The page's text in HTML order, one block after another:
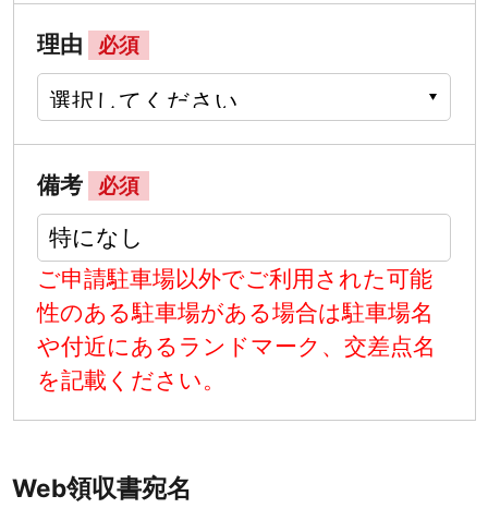
理由 必須
備考 必須
ご申請駐車場以外でご利用された可能
性のある駐車場がある場合は駐車場名
や付近にあるランドマーク、交差点名
を記載ください。
Web領収書宛名